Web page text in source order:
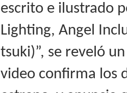
escrito e ilustrado
Lighting, Angel
tsuki)”, se reveló
video confirma los